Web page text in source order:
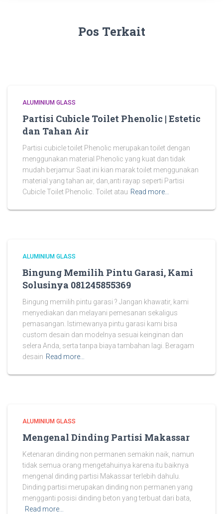
Pos Terkait
ALUMINIUM GLASS
Partisi Cubicle Toilet Phenolic | Estetic
dan Tahan Air
Partisi cubicle toilet Phenolic merupakan toilet dengan
menggunakan material Phenolic yang kuat dan tidak
mudah berjamur Saat ini kian marak toilet menggunakan
material yang tahan air, dan,anti rayap seperti Partisi
Cubicle Toilet Phenolic. Toilet atau Read more…
ALUMINIUM GLASS
Bingung Memilih Pintu Garasi, Kami
Solusinya 081245855369
Bingung memilih pintu garasi ? Jangan khawatir, kami
menyediakan dan melayani pemesanan sekaligus
pemasangan. Istimewanya pintu garasi kami bisa
custom desain dan modelnya sesuai keinginan dan
selera Anda, serta tanpa biaya tambahan lagi. Beragam
desain Read more…
ALUMINIUM GLASS
Mengenal Dinding Partisi Makassar
Ketenaran dinding non permanen semakin naik, namun
tidak semua orang mengetahuinya karena itu baiknya
mengenal dinding partisi Makassar terlebih dahulu.
Dinding partisi merupakan dinding non permanen yang
mengganti posisi dinding beton yang terbuat dari bata,
Read more…